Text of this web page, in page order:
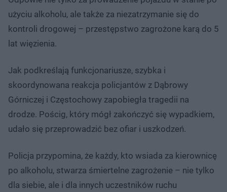
użyciu alkoholu, ale także za niezatrzymanie się do
kontroli drogowej – przestępstwo zagrożone karą do 5
lat więzienia.
Jak podkreślają funkcjonariusze, szybka i
skoordynowana reakcja policjantów z Dąbrowy
Górniczej i Częstochowy zapobiegła tragedii na
drodze. Pościg, który mógł zakończyć się wypadkiem,
udało się przeprowadzić bez ofiar i uszkodzeń.
Policja przypomina, że każdy, kto wsiada za kierownicę
po alkoholu, stwarza śmiertelne zagrożenie – nie tylko
dla siebie, ale i dla innych uczestników ruchu